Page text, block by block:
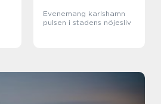
Evenemang karlshamn
pulsen i stadens nöjesliv